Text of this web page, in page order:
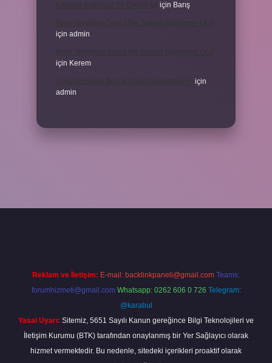
için Barış
için admin
için Kerem
için
admin
Reklam ve İletişim: E-mail: backlinkpaneli@gmail.com Teams:
forumhizmeti@gmail.com Whatsapp: 0262 606 0 726 Telegram:
@karabul
Yasal Uyarı: Sitemiz, 5651 Sayılı Kanun gereğince Bilgi Teknolojileri ve
İletişim Kurumu (BTK) tarafından onaylanmış bir Yer Sağlayıcı olarak
hizmet vermektedir. Bu nedenle, sitedeki içerikleri proaktif olarak